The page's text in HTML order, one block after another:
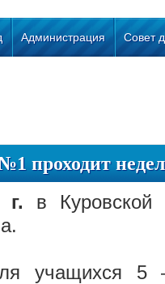
Администрация Совет
проходит
г. в
учащихся 5